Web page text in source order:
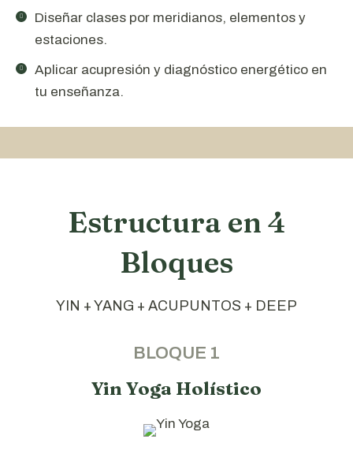
Diseñar clases por meridianos, elementos y
estaciones.
Aplicar acupresión y diagnóstico energético en
tu enseñanza.
Estructura en 4
Bloques
YIN + YANG + ACUPUNTOS + DEEP
BLOQUE 1
Yin Yoga Holístico